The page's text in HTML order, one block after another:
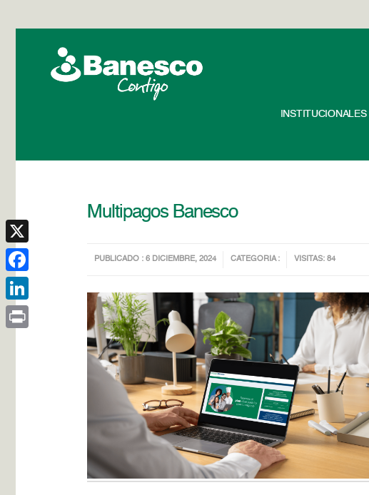
INSTITUCIONALES
Multipagos Banesco
PUBLICADO : 6 DICIEMBRE, 2024 CATEGORIA : VISITAS: 84
X
Facebook
LinkedIn